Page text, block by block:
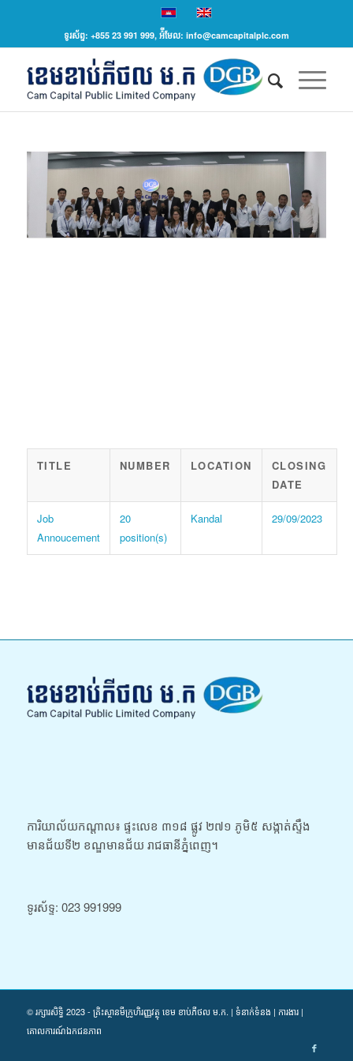
ទូរស័ព្ទ: +855 23 991 999, អ៉ីមែល: info@camcapitalplc.com
TITLE NUMBER LOCATION
CLOSING
DATE
Job
Annoucement
20
position(s)
Kandal 29/09/2023
ការិយាល័យកណ្តាល៖​​​ ផ្ទះលេខ ៣១៨ ផ្លូវ ២៧១ ភូមិ៥ សង្កាត់ស្ទឹង
មានជ័យទី២ ខណ្ឌមានជ័យ រាជធានីភ្នំពេញ។
ទូរស័ទ្ទ: 023 991999
© រក្សារសិទ្ធិ 2023 - គ្រិះស្ថានមីក្រូហិរញ្ញវត្ថុ ខេម ខាប់ភីថល ម.ក. | ទំនាក់ទំនង | ការងារ |
គោលការណ៍ឯកជនភាព